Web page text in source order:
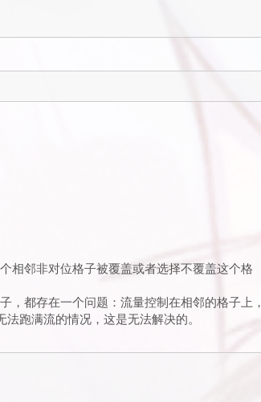
相邻非对位格子被覆盖或者选择不覆盖这个格
，都存在一个问题：流量控制在相邻的格子上，
跑满流的情况，这是无法解决的。